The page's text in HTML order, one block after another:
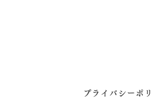
プライバシーポ